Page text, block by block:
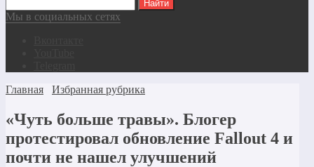
Мы в социальных сетях
Главная
Избранная рубрика
«Чуть больше травы». Блогер
протестировал обновление Fallout 4 и
почти не нашел улучшений